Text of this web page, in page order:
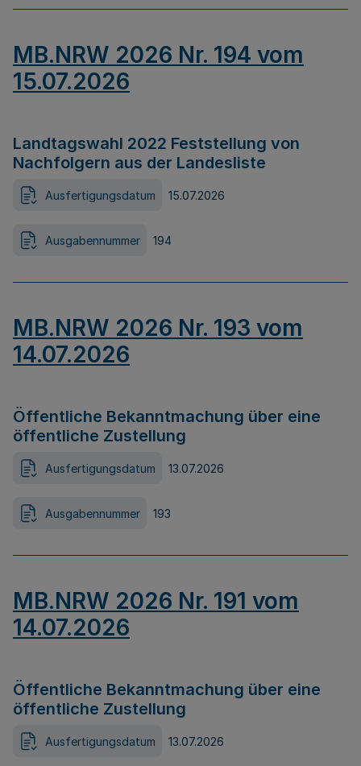
MB.NRW 2026 Nr. 194 vom
15.07.2026
Landtagswahl 2022 Feststellung von
Nachfolgern aus der Landesliste
Ausfertigungsdatum 15.07.2026
Ausgabennummer 194
MB.NRW 2026 Nr. 193 vom
14.07.2026
Öffentliche Bekanntmachung über eine
öffentliche Zustellung
Ausfertigungsdatum 13.07.2026
Ausgabennummer 193
MB.NRW 2026 Nr. 191 vom
14.07.2026
Öffentliche Bekanntmachung über eine
öffentliche Zustellung
Ausfertigungsdatum 13.07.2026